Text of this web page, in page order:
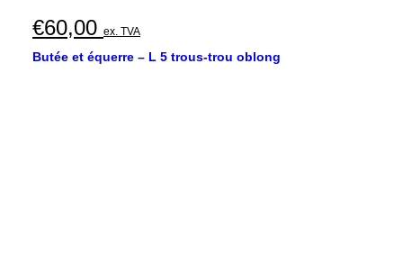
€60,00 ex. TVA
Butée et équerre – L 5 trous-trou oblong